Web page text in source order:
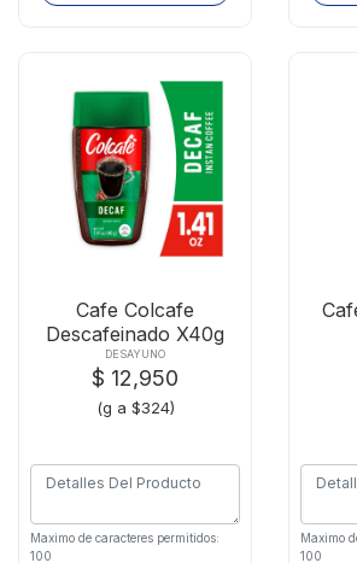
Cafe Colcafe
Descafeinado X40g
DESAYUNO
$ 12,950
(g a $324)
Maximo de caracteres permitidos:
100
Maximo
100